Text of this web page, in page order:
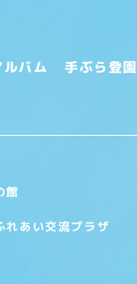
ルバム 手ぶら登園
館
れあい交流プラザ